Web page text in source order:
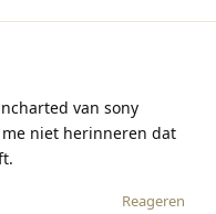
van sony
niet herinneren dat
Reageren